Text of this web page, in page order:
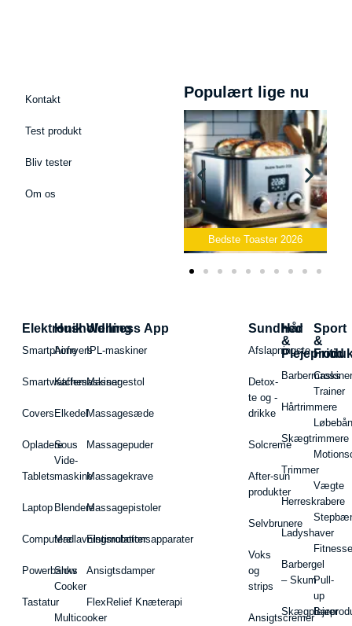
Kontakt
Test produkt
Bliv tester
Om os
Populært lige nu
Bedste Toaster 2026
Elektronik
Smartphone
Smartwatches
Covers
Opladere
Tablets
Laptop
Computere
Powerbanks
Tastatur
Husholdning
Airfryers
Kaffemaskiner
Elkedel
Sous
Vide-
maskine
Blendere
Madlavningsrobotter
Slow
Cooker
Multicooker
Wellness App
IPL-maskiner
Massagestol
Massagesæde
Massagepuder
Massagekrave
Massagepistoler
Elstimulationsapparater
Ansigtsdamper
FlexRelief Knæterapi
Sundhed
Afslapningste
Detox-
te og -
drikke
Solcreme
After-sun
produkter
Selvbrunere
Voks
og
strips
Ansigtscremer
Hår
&
Hårtrimmere
Skægtrimmere
Trimmer
Herreskrabere
Ladyshaver
Barbergel
– Skum
Sport
&
Fritid
Cross
Trainer
Vægte
Pull-
up
Barer